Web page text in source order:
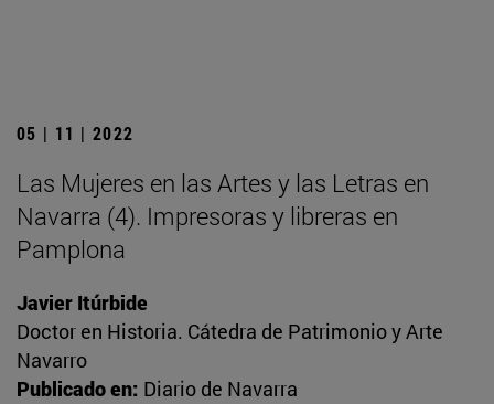
05 | 11 | 2022
Las Mujeres en las Artes y las Letras en
Navarra (4). Impresoras y libreras en
Pamplona
Javier Itúrbide
Doctor en Historia. Cátedra de Patrimonio y Arte
Navarro
Publicado en: Diario de Navarra